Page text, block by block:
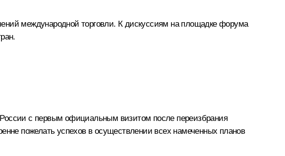
международной торговли. К дискуссиям на площадке форума
с первым официальным визитом после переизбрания
пожелать успехов в осуществлении всех намеченных планов